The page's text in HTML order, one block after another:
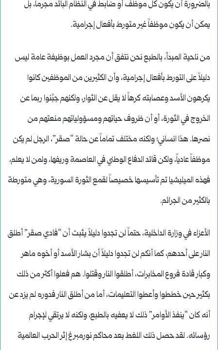
بالضرورة أن يكون كل موظف أو ضابط في النظام البائد مجرماً، بل
يمكن أن يكون موظفاً غير متورط بأفعال إجرامية.
من ناحية المبدأ، بالطبع نحن نتفق أن مجرد العمل بوظيفة عامة ليس
دليلاً على التورط بأفعال إجرامية، وأن الكثيرين من الموظفين كانوا
يكرهون الأسد وعصابته كرهاً لا يقل عن الثوار، ولكنهم جبُنوا ربما عن
الخروج في الثورة، أو أن ظروف حياتهم ومسؤولياتهم منعتهم من
نصرها. هذا انساني؛ ولكنه مختلف تماماً عن حالة “صقر”، الرجل لم يكن
موظفاً عادياً، ولكن قائد الدفاع الوطني في العاصمة وريفها، ولمن لا يعلم،
فهذه الميليشيا تم تأسيسها خصيصاً لقمع الثورة السورية، وهي متورطة
بالكثير من الجرائم.
الأعزاء في وزارة الداخلية، حتماً لن تجدوا دليلاً يثبت أن “فادي صقر” أطلق
النار على أحدهم، كما أنكم لن تجدوا دليلاً أن بشار الأسد أو أخوه ماهر
وكبار قادة فروع المخابرات، أطلقوا النار وقتلوا. هم فعلوا أكثر من ذلك
بكثير حين خططوا وأعطوا التعليمات، أما من أطلق النار فدوره لم يزد عن
أنه كان “ينفذ الأوامر” ذلك لا يعفيه بالطبع، ولكنه لا يرتقي لإجرام
رؤسائه. لقد حصل ذلك اللغط بعد محاكم نورمبرغ إثر الحرب العالمية